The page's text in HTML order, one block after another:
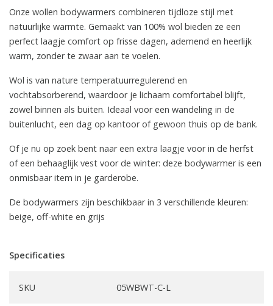
Onze wollen bodywarmers combineren tijdloze stijl met
natuurlijke warmte. Gemaakt van 100% wol bieden ze een
perfect laagje comfort op frisse dagen, ademend en heerlijk
warm, zonder te zwaar aan te voelen.
Wol is van nature temperatuurregulerend en
vochtabsorberend, waardoor je lichaam comfortabel blijft,
zowel binnen als buiten. Ideaal voor een wandeling in de
buitenlucht, een dag op kantoor of gewoon thuis op de bank.
Of je nu op zoek bent naar een extra laagje voor in de herfst
of een behaaglijk vest voor de winter: deze bodywarmer is een
onmisbaar item in je garderobe.
De bodywarmers zijn beschikbaar in 3 verschillende kleuren:
beige, off-white en grijs
Specificaties
SKU 05WBWT-C-L